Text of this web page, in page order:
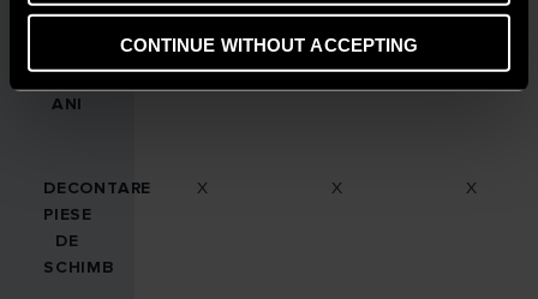
CONTINUE WITHOUT ACCEPTING
2
ANI
DECONTARE
PIESE
DE
SCHIMB
X X X